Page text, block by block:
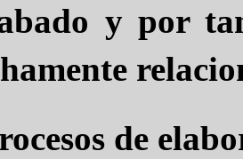
y por
de